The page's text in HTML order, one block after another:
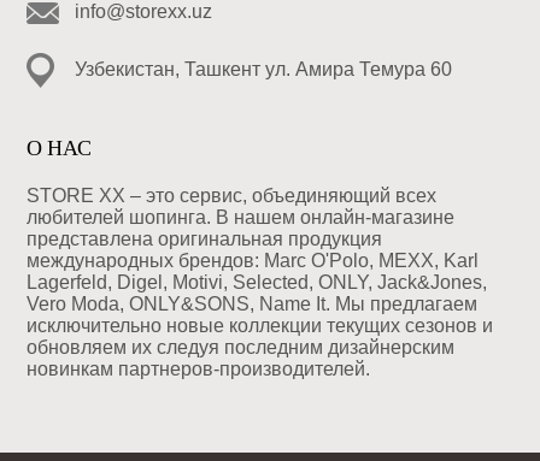
info@storexx.uz
Узбекистан, Ташкент ул. Амира Темура 60
О НАС
STORE XX – это сервис, объединяющий всех
любителей шопинга. В нашем онлайн-магазине
представлена оригинальная продукция
международных брендов: Marc O'Polo, MEXX, Karl
Lagerfeld, Digel, Motivi, Selected, ONLY, Jack&Jones,
Vero Moda, ONLY&SONS, Name It. Мы предлагаем
исключительно новые коллекции текущих сезонов и
обновляем их следуя последним дизайнерским
новинкам партнеров-производителей.